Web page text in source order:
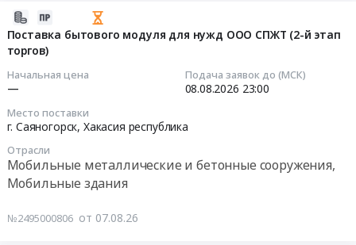
Поставка бытового модуля для нужд ООО СПЖТ (2-й этап
торгов)
Начальная цена
—
Подача заявок до (МСК)
08.08.2026 23:00
Место поставки
г. Саяногорск, Хакасия республика
Отрасли
Мобильные металлические и бетонные сооружения,
Мобильные здания
№2495000806 от 07.08.26